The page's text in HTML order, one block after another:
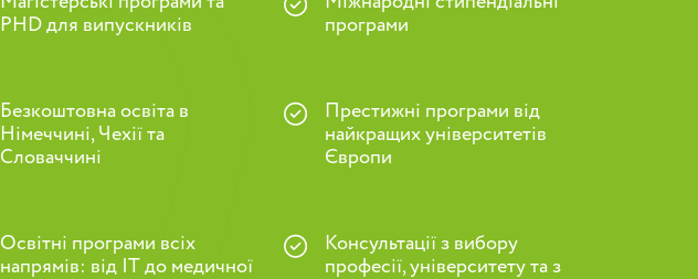
PHD для випускників
програми
Безкоштовна освіта в
Німеччині, Чехії та
Словаччині
Престижні програми від
найкращих університетів
Європи
Освітні програми всіх
напрямів: від IT до медичної
Консультації з вибору
професії, університету та з